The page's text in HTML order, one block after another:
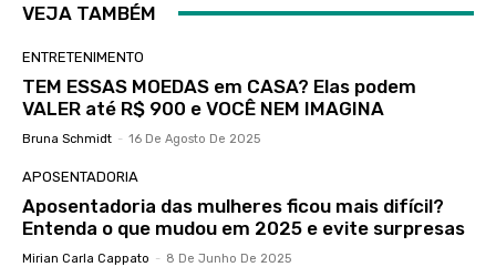
VEJA TAMBÉM
ENTRETENIMENTO
TEM ESSAS MOEDAS em CASA? Elas podem
VALER até R$ 900 e VOCÊ NEM IMAGINA
Bruna Schmidt - 16 De Agosto De 2025
APOSENTADORIA
Aposentadoria das mulheres ficou mais difícil?
Entenda o que mudou em 2025 e evite surpresas
Mirian Carla Cappato - 8 De Junho De 2025